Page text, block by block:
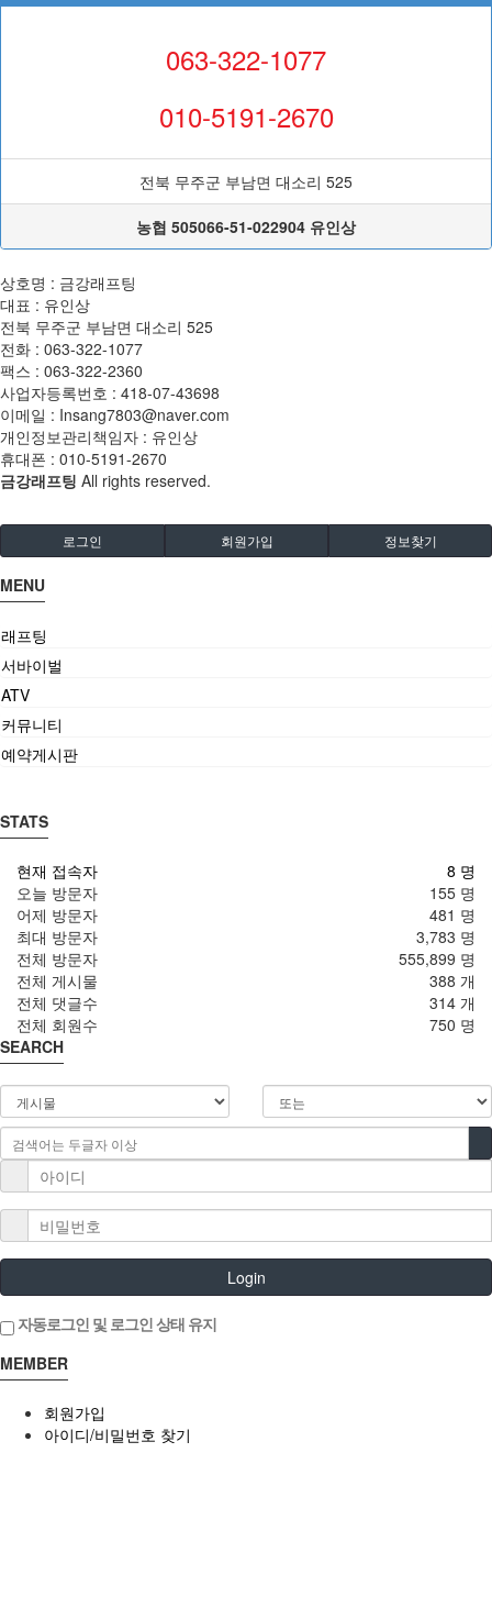
063-322-1077
010-5191-2670
전북 무주군 부남면 대소리 525
농협 505066-51-022904 유인상
상호명 : 금강래프팅
대표 : 유인상
전북 무주군 부남면 대소리 525
전화 : 063-322-1077
팩스 : 063-322-2360
사업자등록번호 : 418-07-43698
이메일 : Insang7803@naver.com
개인정보관리책임자 : 유인상
휴대폰 : 010-5191-2670
금강래프팅 All rights reserved.
로그인 회원가입 정보찾기
MENU
래프팅
서바이벌
ATV
커뮤니티
예약게시판
STATS
8 명
현재 접속자
155 명
오늘 방문자
481 명
어제 방문자
3,783 명
최대 방문자
555,899 명
전체 방문자
388 개
전체 게시물
314 개
전체 댓글수
750 명
전체 회원수
SEARCH
Login
자동로그인 및 로그인 상태 유지
MEMBER
회원가입
아이디/비밀번호 찾기